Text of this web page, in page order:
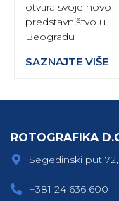
otvara svoje novo
predstavništvo u
Beogradu
SAZNAJTE VIŠE
ROTOGRAFIKA
Segedinski put
+381 24 636 600